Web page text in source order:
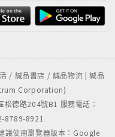
驗程序及標準。
程施工品質管理作
，惟依各工程屬性之
整。工程施工品質能
否落實計畫之執行，
為序，尚祈各方不吝
/ 誠品書店 / 誠品物流 | 誠品
Corporation)
德路204號B1 服務電話：
8789-8921
議使用瀏覽器版本：Google